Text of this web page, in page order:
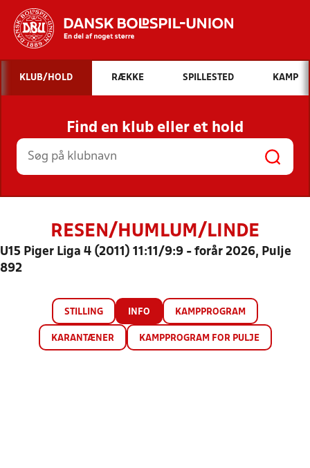
Hvad vil du søge efter?
INDHOLD OG NYHEDER
STILLINGER, RESULTATER, KLUBBER OG
HOLD
KLUB/HOLD RÆKKE SPILLESTED KAMP
Find en klub eller et hold
RESEN/HUMLUM/LINDE
U15 Piger Liga 4 (2011) 11:11/9:9 - forår 2026, Pulje
892
STILLING INFO KAMPPROGRAM
KARANTÆNER KAMPPROGRAM FOR PULJE